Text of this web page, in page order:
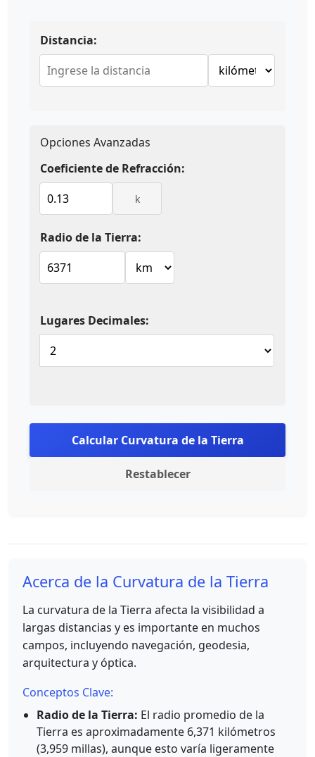
Distancia:
Opciones Avanzadas
Coeficiente de Refracción:
k
Radio de la Tierra:
Lugares Decimales:
Calcular Curvatura de la Tierra
Restablecer
Acerca de la Curvatura de la Tierra
La curvatura de la Tierra afecta la visibilidad a
largas distancias y es importante en muchos
campos, incluyendo navegación, geodesia,
arquitectura y óptica.
Conceptos Clave:
Radio de la Tierra: El radio promedio de la
Tierra es aproximadamente 6,371 kilómetros
(3,959 millas), aunque esto varía ligeramente